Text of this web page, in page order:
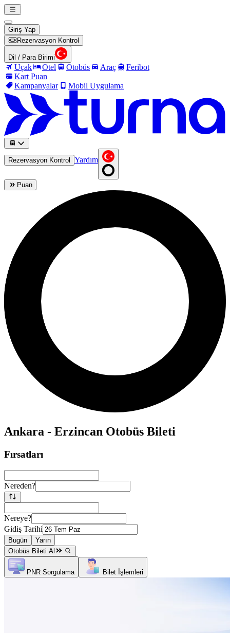
Giriş Yap
Rezervasyon Kontrol
Dil / Para Birimi
Uçak Otel Otobüs Araç
Feribot
Kart Puan
Kampanyalar
Mobil Uygulama
Rezervasyon Kontrol Yardım
Puan
Ankara - Erzincan Otobüs Bileti
Fırsatları
Nereden?
Nereye?
Gidiş Tarihi
Bugün
Yarın
Otobüs Bileti Al
PNR Sorgulama Bilet İşlemleri